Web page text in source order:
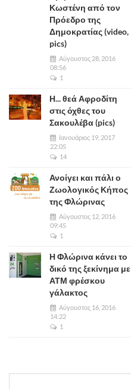
Κωστένη από τον
Πρόεδρο της
Δημοκρατίας (video,
pics)
Αύγουστος 28, 2016
08:56
1
Η... θεά Αφροδίτη
στις όχθες του
Σακουλέβα (pics)
Ιανουάριος 19, 2017
22:05
14
Ανοίγει και πάλι ο
Ζωολογικός Κήπος
της Φλώρινας
Αύγουστος 12, 2016
09:45
1
Η Φλώρινα κάνει το
δικό της ξεκίνημα με
ΑΤΜ φρέσκου
γάλακτος
Αύγουστος 16, 2016
14:22
1